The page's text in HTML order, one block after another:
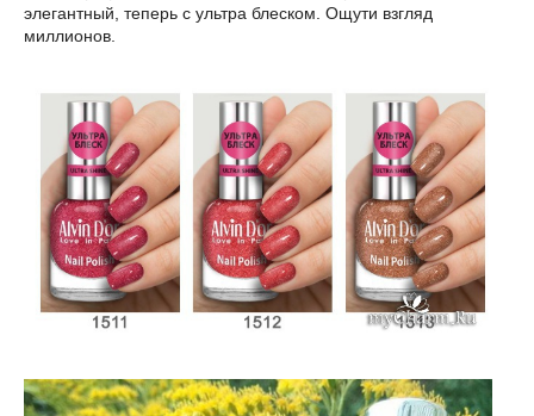
элегантный, теперь с ультра блеском. Ощути взгляд
миллионов.